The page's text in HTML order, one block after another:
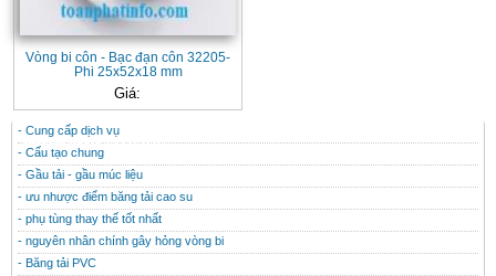
Vòng bi côn - Bạc đạn côn 32205-
Phi 25x52x18 mm
Giá:
CONTACT
THÔNG TIN HỮU ÍCH
- Cung cấp dịch vụ
- Cấu tạo chung
- Gầu tải - gầu múc liệu
- ưu nhược điểm băng tải cao su
- phụ tùng thay thế tốt nhất
- nguyên nhân chính gây hỏng vòng bi
- Băng tải PVC